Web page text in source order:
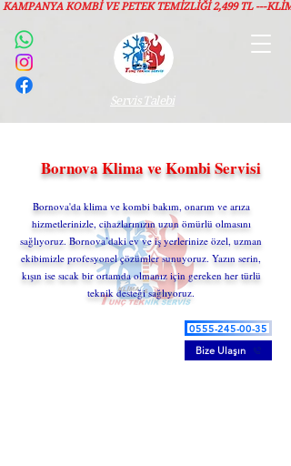
Servis Talebi
KAMPANYA KOMBİ VE PETEK TEMİZLIĞI 2,499 TL ---
Bornova Klima ve Kombi Servisi
Bornova'da klima ve kombi bakım, onarım ve arıza
hizmetlerinizle, cihazlarınızın uzun ömürlü olmasını
sağlıyoruz. Bornova’daki ev ve iş yerlerinize özel, uzman
ekibimizle profesyonel çözümler sunuyoruz. Yazın serin,
kışın ise sıcak bir ortamda olmanız için gereken her türlü
teknik desteği sağlıyoruz.
0555-245-00-35
Bize Ulaşın